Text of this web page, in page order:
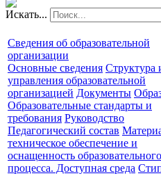
Искать...
Сведения об образовательной
организации
Основные сведения Структура
управления образовательной
организацией Документы
Образовательные стандарты и
требования Руководство
Педагогический состав
техническое обеспечение и
оснащенность образовательного
процесса. Доступная среда